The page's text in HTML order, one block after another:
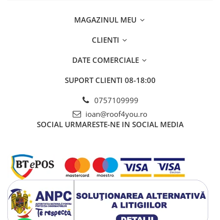
Accesorii
SOREX
BUSCHMANN
PROD-MASZ
WUKO
MAGAZINUL MEU
CLIENTI
DATE COMERCIALE
SUPORT CLIENTI 08-18:00
0757109999
ioan@roof4you.ro
SOCIAL URMARESTE-NE IN SOCIAL MEDIA